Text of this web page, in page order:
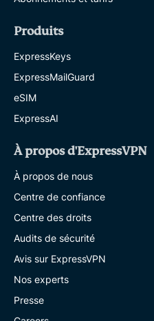
Produits
ExpressKeys
ExpressMailGuard
eSIM
ExpressAI
À propos d'ExpressVPN
À propos de nous
Centre de confiance
Centre des droits
Audits de sécurité
Avis sur ExpressVPN
Nos experts
Presse